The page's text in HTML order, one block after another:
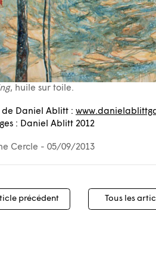
, huile sur toile.
de Daniel Ablitt :
: Daniel Ablitt 2012
Cercle - 05/09/2013
précédent Tous les